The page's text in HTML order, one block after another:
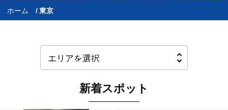
ホーム 東京
新着スポット